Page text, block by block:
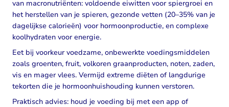
van macronutriënten: voldoende eiwitten voor spiergroei en
het herstellen van je spieren, gezonde vetten (20–35% van je
dagelijkse calorieën) voor hormoonproductie, en complexe
koolhydraten voor energie.
Eet bij voorkeur voedzame, onbewerkte voedingsmiddelen
zoals groenten, fruit, volkoren graanproducten, noten, zaden,
vis en mager vlees. Vermijd extreme diëten of langdurige
tekorten die je hormoonhuishouding kunnen verstoren.
Praktisch advies: houd je voeding bij met een app of